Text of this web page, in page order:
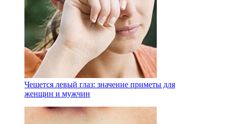
Чешется левый глаз: значение приметы для
женщин и мужчин